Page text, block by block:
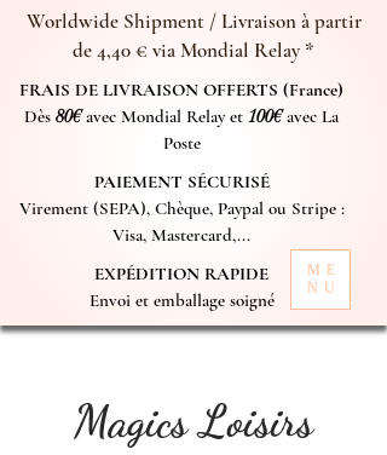
Worldwide Shipment / Livraison à partir
de 4,40 € via Mondial Relay *
FRAIS DE LIVRAISON OFFERTS (France)
Dès 80€avec Mondial Relay et 100€avec La
Poste
PAIEMENT SÉCURISÉ
Virement (SEPA), Chèque, Paypal ou Stripe :
Visa, Mastercard,...
EXPÉDITION RAPIDE
Envoi et emballage soigné
ME
NU
Magics Loisirs